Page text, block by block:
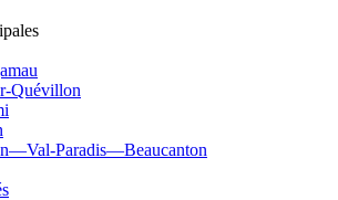
Quévillon
Paradis—Beaucanton